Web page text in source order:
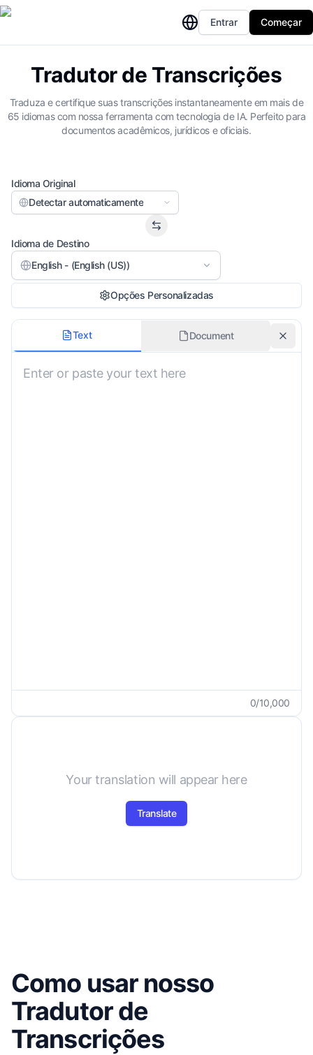
Entrar Começar
Tradutor de Transcrições
Traduza e certifique suas transcrições instantaneamente em mais de
65 idiomas com nossa ferramenta com tecnologia de IA. Perfeito para
documentos acadêmicos, jurídicos e oficiais.
Idioma Original
Detectar automaticamente
Idioma de Destino
English - (English (US))
Opções Personalizadas
Tipo de Documento
Objetivo da Tradução
Text Document
0/10,000
Your translation will appear here
Translate
Como usar nosso
Tradutor de
Transcrições